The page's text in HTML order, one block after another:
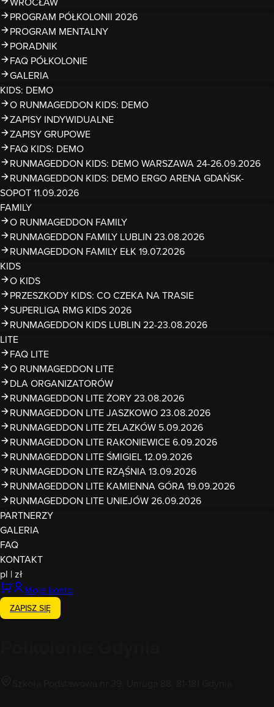
PROGRAM PÓŁKOLONII 2026
PROGRAM MENTALNY
PORADNIK
FAQ PÓŁKOLONIE
GALERIA
KIDS: DEMO
O RUNMAGEDDON KIDS: DEMO
ZAPISY INDYWIDUALNE
ZAPISY GRUPOWE
FAQ KIDS: DEMO
RUNMAGEDDON KIDS: DEMO WARSZAWA 24-26.09.2026
RUNMAGEDDON KIDS: DEMO ERGO ARENA GDAŃSK-
SOPOT 11.09.2026
FAMILY
O RUNMAGEDDON FAMILY
RUNMAGEDDON FAMILY LUBLIN 23.08.2026
RUNMAGEDDON FAMILY EŁK 19.07.2026
KIDS
O KIDS
PRZESZKODY KIDS: CO CZEKA NA TRASIE
SUPERLIGA RMG KIDS 2026
RUNMAGEDDON KIDS LUBLIN 22-23.08.2026
LITE
FAQ LITE
O RUNMAGEDDON LITE
DLA ORGANIZATORÓW
RUNMAGEDDON LITE ŻORY 23.08.2026
RUNMAGEDDON LITE JASZKOWO 23.08.2026
RUNMAGEDDON LITE ŻELAZKÓW 5.09.2026
RUNMAGEDDON LITE RAKONIEWICE 6.09.2026
RUNMAGEDDON LITE ŚMIGIEL 12.09.2026
RUNMAGEDDON LITE RZĄŚNIA 13.09.2026
RUNMAGEDDON LITE KAMIENNA GÓRA 19.09.2026
RUNMAGEDDON LITE UNIEJÓW 26.09.2026
PARTNERZY
GALERIA
FAQ
KONTAKT
pl |zł
Moje konto
ZAPISZ SIĘ